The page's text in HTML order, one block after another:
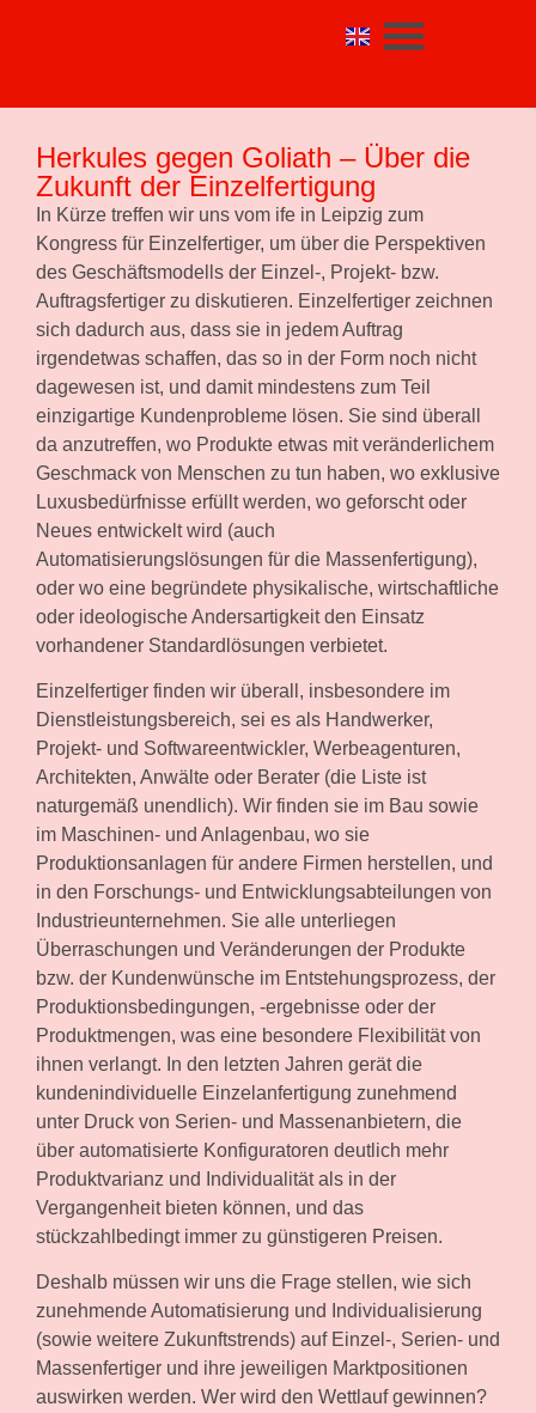
Herkules gegen Goliath – Über die
Zukunft der Einzelfertigung
In Kürze treffen wir uns vom ife in Leipzig zum
Kongress für Einzelfertiger, um über die Perspektiven
des Geschäftsmodells der Einzel-, Projekt- bzw.
Auftragsfertiger zu diskutieren. Einzelfertiger zeichnen
sich dadurch aus, dass sie in jedem Auftrag
irgendetwas schaffen, das so in der Form noch nicht
dagewesen ist, und damit mindestens zum Teil
einzigartige Kunden­probleme lösen. Sie sind überall
da anzutreffen, wo Produkte etwas mit veränderlichem
Geschmack von Menschen zu tun haben, wo exklusive
Luxusbedürfnisse erfüllt werden, wo geforscht oder
Neues entwickelt wird (auch
Automatisierungslösungen für die Massenfertigung),
oder wo eine begründete physikalische, wirtschaftliche
oder ideologische Andersartigkeit den Einsatz
vorhandener Standardlösungen verbietet.
Einzelfertiger finden wir überall, insbesondere im
Dienstleistungsbereich, sei es als Handwerker,
Projekt- und Softwareentwickler, Werbeagenturen,
Architekten, Anwälte oder Berater (die Liste ist
naturgemäß unendlich). Wir finden sie im Bau sowie
im Maschinen- und Anlagenbau, wo sie
Produktionsanlagen für andere Firmen herstellen, und
in den Forschungs- und Entwicklungsabteilungen von
Industrieunternehmen. Sie alle unterliegen
Überraschungen und Veränderungen der Produkte
bzw. der Kundenwünsche im Entstehungsprozess, der
Produktionsbedingungen, -ergebnisse oder der
Produktmengen, was eine besondere Flexibilität von
ihnen verlangt. In den letzten Jahren gerät die
kundenindividuelle Einzelanfertigung zunehmend
unter Druck von Serien- und Massenanbietern, die
über automatisierte Konfiguratoren deutlich mehr
Produktvarianz und Individualität als in der
Vergangenheit bieten können, und das
stückzahlbedingt immer zu günstigeren Preisen.
Deshalb müssen wir uns die Frage stellen, wie sich
zunehmende Automatisierung und Individualisierung
(sowie weitere Zukunftstrends) auf Einzel-, Serien- und
Massenfertiger und ihre jeweiligen Marktpositionen
auswirken werden. Wer wird den Wettlauf gewinnen?